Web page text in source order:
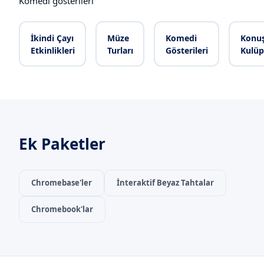
İkindi Çayı
Etkinlikleri
Müze
Turları
Komedi
Gösterileri
Ek Paketler
Chromebase'ler İnteraktif Beyaz Tahtalar
Chromebook'lar